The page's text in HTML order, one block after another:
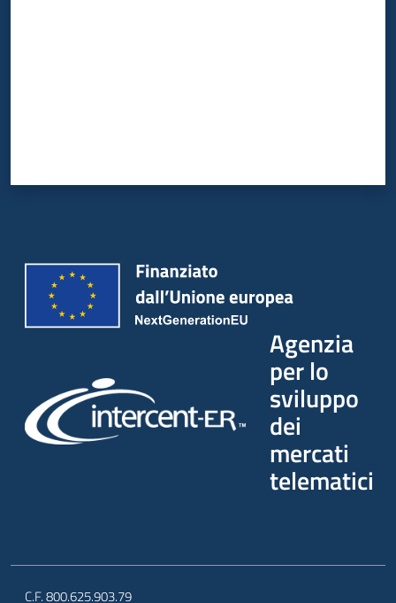
Agenzia
per lo
sviluppo
dei
mercati
telematici
C.F. 800.625.903.79